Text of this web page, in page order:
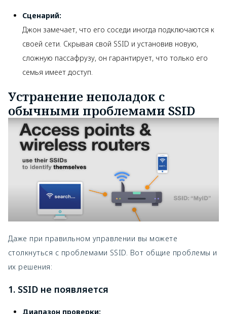
Сценарий:
Джон замечает, что его соседи иногда подключаются к
своей сети. Скрывая свой SSID и установив новую,
сложную пассафрузу, он гарантирует, что только его
семья имеет доступ.
Устранение неполадок с
обычными проблемами SSID
Даже при правильном управлении вы можете
столкнуться с проблемами SSID. Вот общие проблемы и
их решения:
1. SSID не появляется
Диапазон проверки: